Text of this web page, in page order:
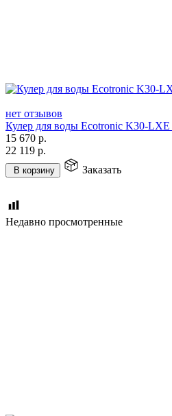
нет отзывов
Кулер для воды Ecotronic K30-
15 670 р.
22 119 р.
В корзину Заказать
Недавно просмотренные